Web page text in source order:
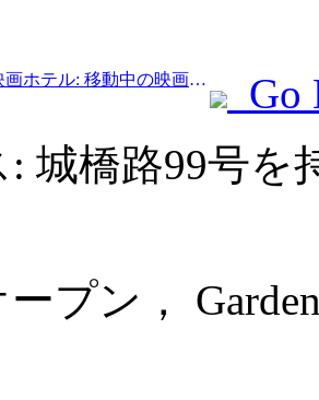
Prev:大ヒット映画ホテル: 移動中の映画の夢の工場
Go
: 城橋路99号を
プン，